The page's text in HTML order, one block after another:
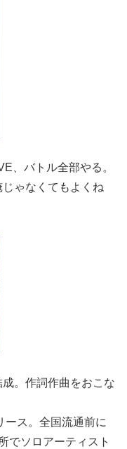
、バトル全部やる。
ゃなくてもよくね
。作詞作曲をおこな
ース。全国流通前に
でソロアーティスト